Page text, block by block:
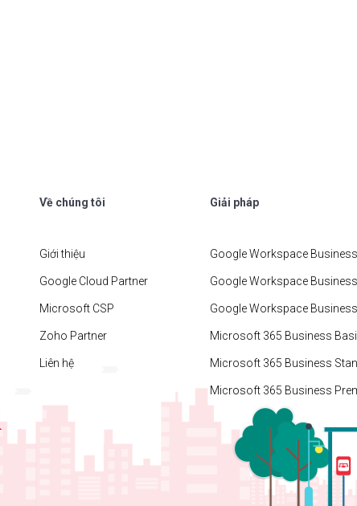
Về chúng tôi
Giới thiệu
Google Cloud Partner
Microsoft CSP
Zoho Partner
Liên hệ
Giải pháp
Google Workspace
Google Workspace
Google Workspace
Microsoft 365 Business
Microsoft 365 Business
Microsoft 365 Business